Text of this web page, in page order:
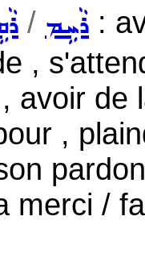
/ ܪܵܚܹܡ :
,
avoir de
,
merci /